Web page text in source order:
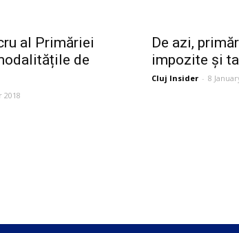
al Primăriei
de
2018
De azi,
impozite și
Cluj Insider - 8